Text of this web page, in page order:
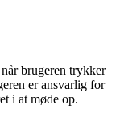
brugeren trykker
er ansvarlig for
i at møde op.